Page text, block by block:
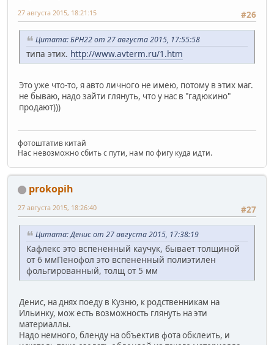
#26
27 августа 2015, 18:21:15
Цитата: БРН22 от 27 августа 2015, 17:55:58
типа этих. http://www.avterm.ru/1.htm
Это уже что-то, я авто личного не имею, потому в этих маг.
не бываю, надо зайти глянуть, что у нас в "гадюкино"
продают)))
фотоштатив китай
Нас невозможно сбить с пути, нам по фигу куда идти.
prokopih
#27
27 августа 2015, 18:26:40
Цитата: Денис от 27 августа 2015, 17:38:19
Кафлекс это вспененный каучук, бывает толщиной
от 6 ммПенофол это вспененный полиэтилен
фольгированный, толщ от 5 мм
Денис, на днях поеду в Кузню, к родственникам на
Ильинку, мож есть возможность глянуть на эти
материаллы.
Надо немного, бленду на объектив фота обклеить, и